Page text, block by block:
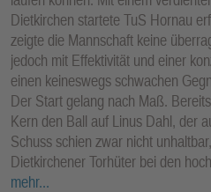
Dietkirchen startete TuS Hornau
zeigte die Mannschaft keine
jedoch mit Effektivität und einer
einen keineswegs schwachen
Der Start gelang nach Maß.
Kern den Ball auf Linus Dahl, der
Schuss schien zwar nicht
Dietkirchener Torhüter bei den
mehr...